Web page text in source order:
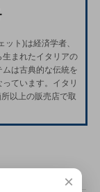
ト)は経済学者、
まれたイタリアの
は古典的な伝統を
ています。イタリ
以上の販売店で取
×